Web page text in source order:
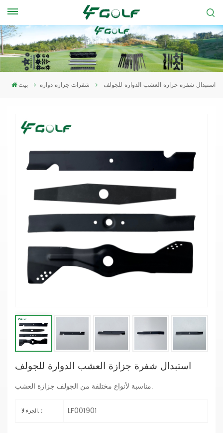
بيت شفرات جزازة دوارة استبدال شفرة جزازة العشب الدوارة للجولف
استبدال شفرة جزازة العشب الدوارة للجولف
مناسبة لأنواع مختلفة من الجولف جزازة العشب
الجزء لا. : LF001901